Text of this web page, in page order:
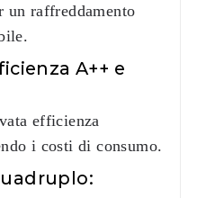
un raffreddamento
A++ e
efficienza
i costi di consumo.